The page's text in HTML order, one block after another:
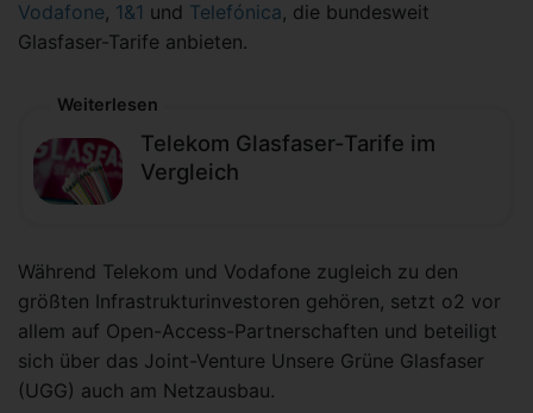
Vodafone, 1&1 und Telefónica, die bundesweit
Glasfaser-Tarife anbieten.
Weiterlesen
Telekom Glasfaser-Tarife im
Vergleich
Während Telekom und Vodafone zugleich zu den
größten Infrastrukturinvestoren gehören, setzt o2 vor
allem auf Open-Access-Partnerschaften und beteiligt
sich über das Joint-Venture Unsere Grüne Glasfaser
(UGG) auch am Netzausbau.